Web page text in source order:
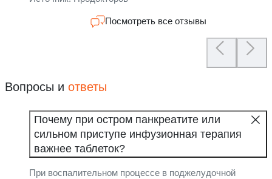
Посмотреть все отзывы
Вопросы и ответы
Почему при остром панкреатите или
сильном приступе инфузионная терапия
важнее таблеток?
При воспалительном процессе в поджелудочной